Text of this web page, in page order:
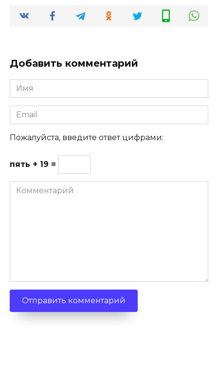
Добавить комментарий
Имя
Email
Пожалуйста, введите ответ цифрами:
пять + 19 =
Комментарий